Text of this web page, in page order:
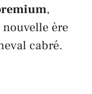
,
ère
cabré.